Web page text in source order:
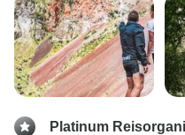
Platinum